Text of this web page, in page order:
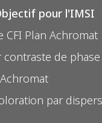
pour l'IMSI
CFI Plan Achromat
contraste de
par